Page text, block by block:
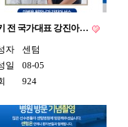
전 국가대표 강진아…
자
센텀
일
08-05
924